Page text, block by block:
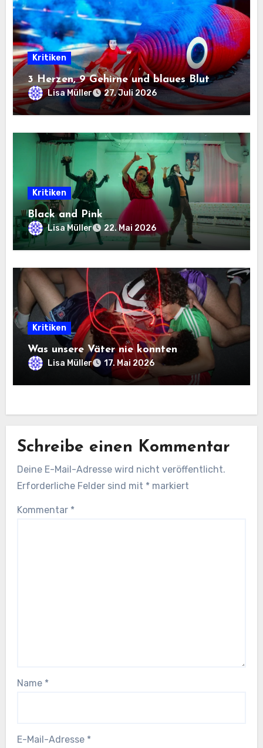
Kritiken
3 Herzen, 9 Gehirne und blaues Blut
Lisa Müller 27. Juli 2026
Kritiken
Black and Pink
Lisa Müller 22. Mai 2026
Kritiken
Was unsere Väter nie konnten
Lisa Müller 17. Mai 2026
Schreibe einen Kommentar
Deine E-Mail-Adresse wird nicht veröffentlicht.
Erforderliche Felder sind mit * markiert
Kommentar *
Name *
E-Mail-Adresse *